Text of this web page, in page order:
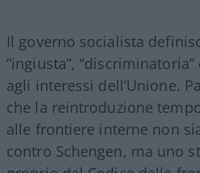
Il governo socialista
“ingiusta”,
agli interessi dell’Unione.
che la reintroduzione
alle frontiere interne non
contro Schengen, ma uno